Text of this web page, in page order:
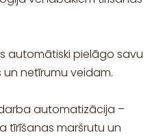
automātiski pielāgo savu
netīrumu veidam.
automatizācija –
tīrīšanas maršrutu un